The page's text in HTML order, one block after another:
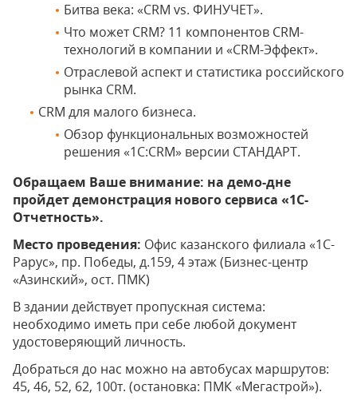
Битва века: «CRM vs. ФИНУЧЕТ».
Что может CRM? 11 компонентов CRM-
технологий в компании и «CRM-Эффект».
Отраслевой аспект и статистика российского
рынка CRM.
CRM для малого бизнеса.
Обзор функциональных возможностей
решения «1С:CRM» версии СТАНДАРТ.
Обращаем Ваше внимание: на демо-дне
пройдет демонстрация нового сервиса «1С-
Отчетность».
Место проведения: Офис казанского филиала «1С-
Рарус», пр. Победы, д.159, 4 этаж (Бизнес-центр
«Азинский», ост. ПМК)
В здании действует пропускная система:
необходимо иметь при себе любой документ
удостоверяющий личность.
Добраться до нас можно на автобусах маршрутов:
45, 46, 52, 62, 100т. (остановка: ПМК «Мегастрой»).